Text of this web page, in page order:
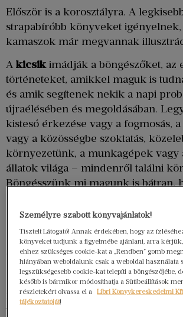
Először is a korosztályra. A
strapabíróbb könyveket
kamaszok már megvannak
A kicsikimádják a böngészőket, az
történeteket, amikkel maguk is
és amik segítenek nekik a napi
újraélésében és megoldásában.
kistesó érkezése vagy a fogmosás, a
vagy a közösségbe szoktatás,
környezetünk, a munkagépek vagy
állatok világa – mindenről találni
Böngésszünk mi magunk is bátran,
szívesen végiglapozunk naponta
(több tucatszor) is.
Azoviskorosztály is szereti még az
estimesélést, szeret az
elvarázsolódni, amíg anyu, apu,
néni mesél nekik. Tanulmányok
ugyan úgy is képesek a gyerekek a
Személyre szabott könyvajánlatok!
Tisztelt Látogató! Annak érdekében, hogy az
könyveket tudjunk a figyelmébe ajánlani, arra
ehhez szükséges cookie-kat a „Rendben” gomb
hiányában weboldalunk csak a weboldal használata
legszükségesebb cookie-kat telepíti a böngészőjébe,
később is bármikor módosíthatja a Sütibeállítások
részletekért olvassa el a
Libri Könyvkereskedelmi
tájékoztatóját!